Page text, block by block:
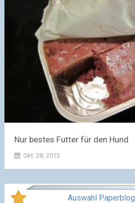
Nur bestes Futter für den Hund
Okt. 28, 2013
Auswahl Paperblog